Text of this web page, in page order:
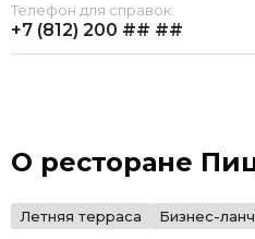
Телефон для справок:
+7 (812) 200 ## ##
О ресторане
Летняя терраса
Бизнес-ланч